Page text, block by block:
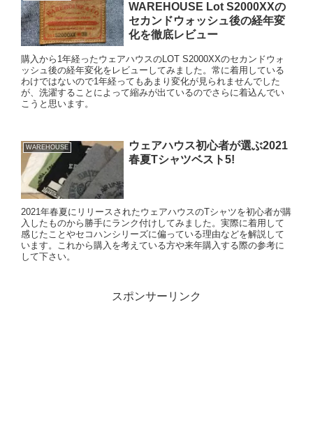
WAREHOUSE Lot S2000XXの
セカンドウォッシュ後の経年変
化を徹底レビュー
購入から1年経ったウェアハウスのLOT S2000XXのセカンドウォ
ッシュ後の経年変化をレビューしてみました。常に着用している
わけではないので1年経ってもあまり変化が見られませんでした
が、洗濯することによって縮みが出ているのでさらに着込んでい
こうと思います。
WAREHOUSE
ウェアハウス初心者が選ぶ2021
春夏Tシャツベスト5!
2021年春夏にリリースされたウェアハウスのTシャツを初心者が購
入したものから勝手にランク付けしてみました。実際に着用して
感じたことやセコハンシリーズに偏っている理由などを解説して
います。これから購入を考えている方や来年購入する際の参考に
して下さい。
スポンサーリンク